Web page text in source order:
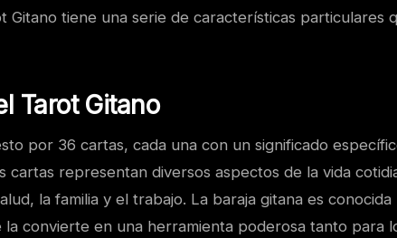
Gitano tiene una serie de características particulares
Tarot Gitano
por 36 cartas, cada una con un significado
cartas representan diversos aspectos de la vida
la familia y el trabajo. La baraja gitana es
la convierte en una herramienta poderosa tanto para